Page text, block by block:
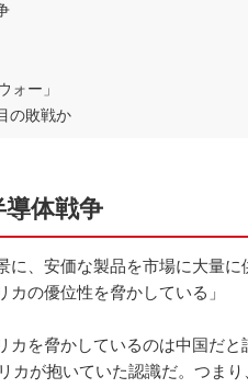
ォー」
の敗戦か
体戦争
に、安価な製品を市場に大量
の優位性を脅かしている」
カを脅かしているのは中国だと
カが抱いていた認識だ。つま